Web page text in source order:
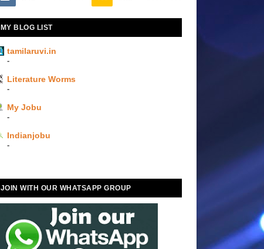
MY BLOG LIST
tamilaruvi.in
-
Literature Worms
-
My Jobu
-
Indianjobu
-
JOIN WITH OUR WHATSAPP GROUP